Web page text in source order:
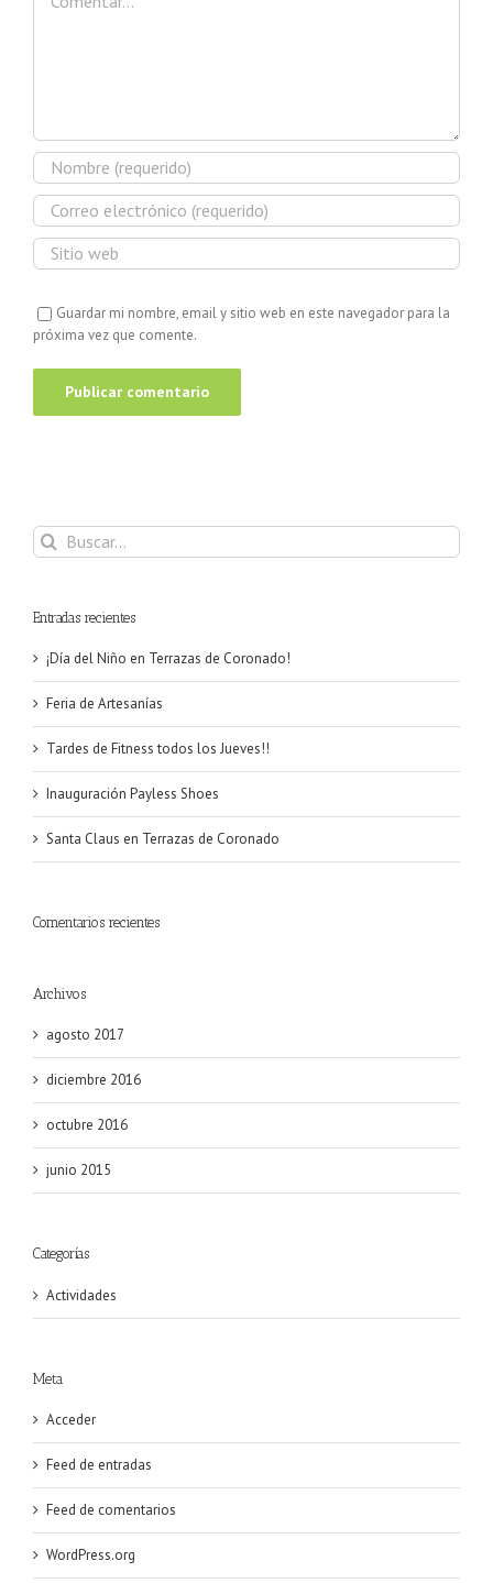
Guardar mi nombre, email y sitio web en este navegador para la
próxima vez que comente.
Buscar:
Entradas recientes
¡Día del Niño en Terrazas de Coronado!
Feria de Artesanías
Tardes de Fitness todos los Jueves!!
Inauguración Payless Shoes
Santa Claus en Terrazas de Coronado
Comentarios recientes
Archivos
agosto 2017
diciembre 2016
octubre 2016
junio 2015
Categorías
Actividades
Meta
Acceder
Feed de entradas
Feed de comentarios
WordPress.org